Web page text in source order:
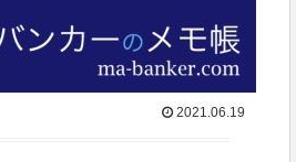
2021.06.19